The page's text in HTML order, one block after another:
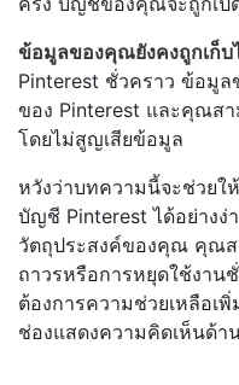
ข้อมูลของคุณยังคงถูกเก็บ
Pinterest ชั่วคราว ข้อมูล
ของ Pinterest และคุณส
โดยไม่สูญเสียข้อมูล
หวังว่าบทความนี้จะช่วยใ
บัญชี Pinterest ได้อย่างง่
วัตถุประสงค์ของคุณ คุณส
ถาวรหรือการหยุดใช้งาน
ต้องการความช่วยเหลือเ
ช่องแสดงความคิดเห็นด้า